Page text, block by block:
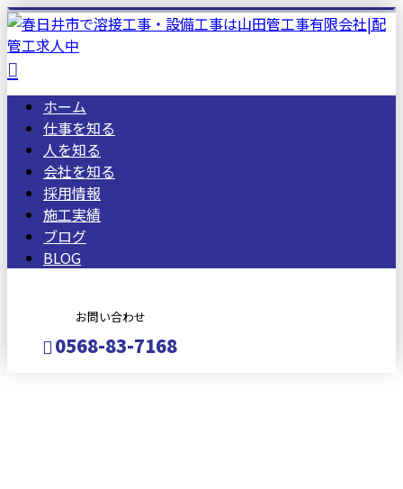
ホーム
仕事を知る
人を知る
会社を知る
採用情報
施工実績
ブログ
BLOG
お問い合わせ
0568-83-7168